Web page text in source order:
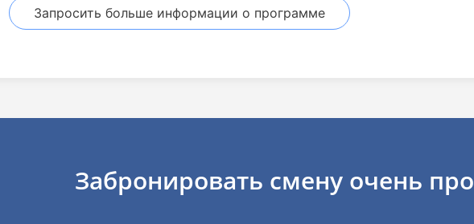
Запросить больше информации о программе
Забронировать смену очень